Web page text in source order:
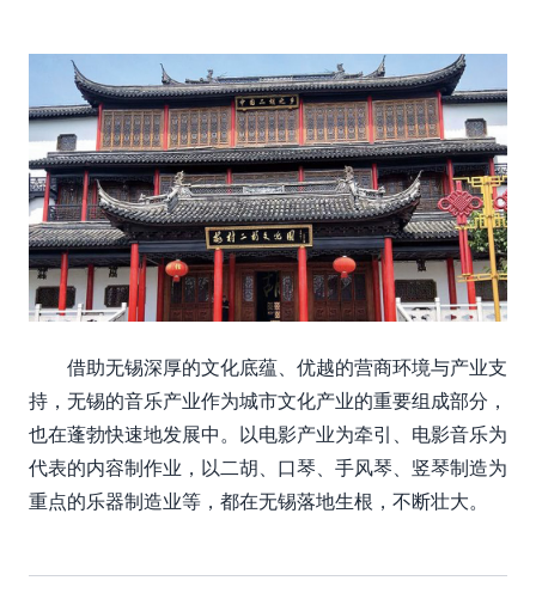
借助无锡深厚的文化底蕴、优越的营商环境与产业支
持，无锡的音乐产业作为城市文化产业的重要组成部分，
也在蓬勃快速地发展中。以电影产业为牵引、电影音乐为
代表的内容制作业，以二胡、口琴、手风琴、竖琴制造为
重点的乐器制造业等，都在无锡落地生根，不断壮大。